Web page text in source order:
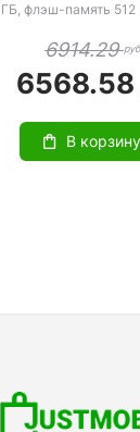
флэш-память 512
6914.29руб
6568.58
В корзину